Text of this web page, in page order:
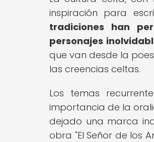
inspiración para
tradiciones han
personajes
que van desde la
las creencias celtas.
Los temas
importancia de la
dejado una marca
obra "El Señor de los